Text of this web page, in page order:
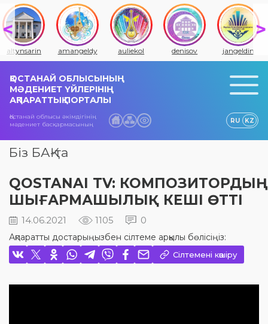
altynsarin amangeldy auliekol denisov jangeldin
ҚОСТАНАЙ ОБЛЫСЫНЫҢ
МӘДЕНИЕТ ҮЙЛЕРІНІҢ
АҚПАРАТТЫҚ ПОРТАЛЫ
Қостанай облысы әкімдігінің
мәдениет басқармасының
RU KZ
Біз БАҚ-та
QOSTANAI TV: КОМПОЗИТОРДЫҢ
ШЫҒАРМАШЫЛЫҚ КЕШІ ӨТТІ
14.06.2021 1105 0
Ақпаратты достарыңызбен сілтеме арқылы бөлісіңіз:
Сілтемені көшіру